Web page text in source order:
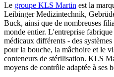
Le groupe KLS Martin est la
Leibinger Medizintechnik,
Buck, ainsi que de nombreuses
monde entier. L'entreprise
médicaux différents - des
pour la bouche, la mâchoire et le
conteneurs de stérilisation. KLS
moyens de contrôle adaptée à ses